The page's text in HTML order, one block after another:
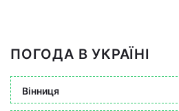
ПОГОДА В УКРАЇНІ
Вінниця